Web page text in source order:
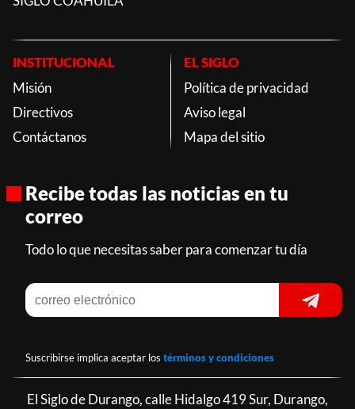
INSTITUCIONAL
Misión
Directivos
Contáctanos
EL SIGLO
Política de privacidad
Aviso legal
Mapa del sitio
Recibe todas las noticias en tu
correo
Todo lo que necesitas saber para comenzar tu día
Suscribirse implica aceptar los términos y condiciones
El Siglo de Durango, calle Hidalgo 419 Sur, Durango,